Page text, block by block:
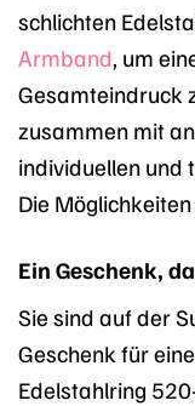
schlichten
Armband, um
Gesamteindruck
zusammen mit
individuellen und
Die
Ein Geschenk,
Sie sind auf der
Geschenk für
Edelstahlring